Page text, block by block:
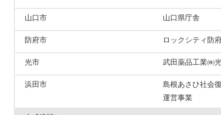
山口市 山口県庁舎
防府市 ロックシティ防
光市 武田薬品工業㈱
浜田市
島根あさひ社会
運営事業